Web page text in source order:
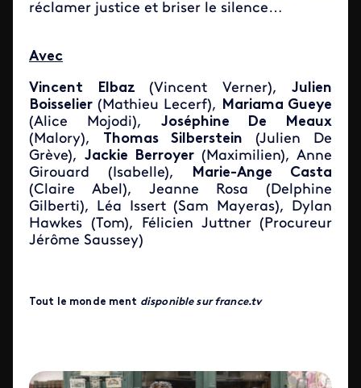
réclamer justice et briser le silence…
Avec
Vincent Elbaz (Vincent Verner), Julien
Boisselier (Mathieu Lecerf), Mariama Gueye
(Alice Mojodi), Joséphine De Meaux
(Malory), Thomas Silberstein (Julien De
Grève), Jackie Berroyer (Maximilien), Anne
Girouard (Isabelle), Marie-Ange Casta
(Claire Abel), Jeanne Rosa (Delphine
Gilberti), Léa Issert (Sam Mayeras), Dylan
Hawkes (Tom), Félicien Juttner (Procureur
Jérôme Saussey)
Tout le monde ment disponible sur france.tv